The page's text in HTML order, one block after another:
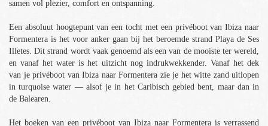
samen vol plezier, comfort en ontspanning.
Een absoluut hoogtepunt van een tocht met een privéboot van Ibiza naar
Formentera is het voor anker gaan bij het beroemde strand Playa de Ses
Illetes. Dit strand wordt vaak genoemd als een van de mooiste ter wereld,
en vanaf het water is het uitzicht nog indrukwekkender. Vanaf het dek
van je privéboot van Ibiza naar Formentera zie je het witte zand uitlopen
in turquoise water — alsof je in het Caribisch gebied bent, maar dan in
de Balearen.
Het boeken van een privéboot van Ibiza naar Formentera is verrassend